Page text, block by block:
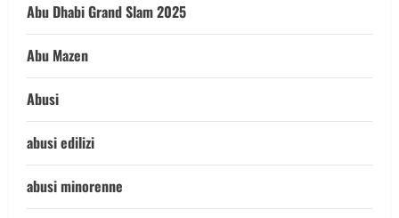
Abu Dhabi Grand Slam 2025
Abu Mazen
Abusi
abusi edilizi
abusi minorenne